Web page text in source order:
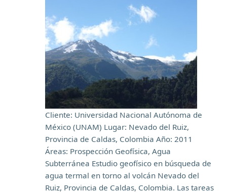
Cliente: Universidad Nacional Autónoma de
México (UNAM) Lugar: Nevado del Ruiz,
Provincia de Caldas, Colombia Año: 2011
Áreas: Prospección Geofísica, Agua
Subterránea Estudio geofísico en búsqueda de
agua termal en torno al volcán Nevado del
Ruiz, Provincia de Caldas, Colombia. Las tareas